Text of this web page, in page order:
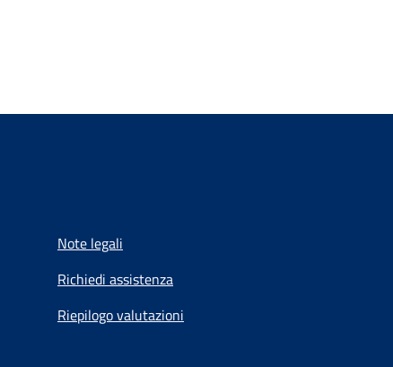
Note legali
Richiedi assistenza
Riepilogo valutazioni